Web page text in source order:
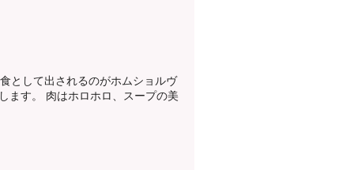
として出されるのがホムショルヴ
ます。 肉はホロホロ、スープの美